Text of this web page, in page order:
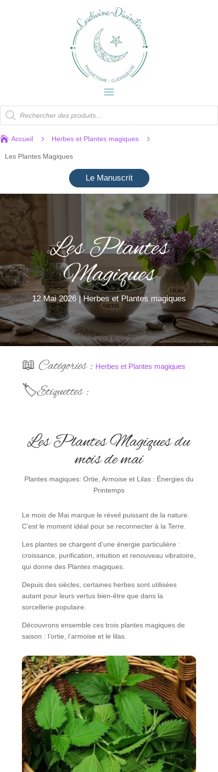
Recherche
de
produits
 Accueil 5 Herbes et Plantes magiques 5
Les Plantes Magiques
Le Manuscrit
Les Plantes
Magiques
12 Mai 2026|Herbes et Plantes magiques
📖 Catégories : Herbes et Plantes magiques
🏷️Etiquettes :
Les Plantes Magiques du
mois de mai
Plantes magiques: Ortie, Armoise et Lilas : Énergies du
Printemps
Le mois de Mai marque le réveil puissant de la nature.
C’est le moment idéal pour se reconnecter à la Terre.
Les plantes se chargent d’une énergie particulière :
croissance, purification, intuition et renouveau vibratoire,
qui donne des Plantes magiques.
Depuis des siècles, certaines herbes sont utilisées
autant pour leurs vertus bien-être que dans la
sorcellerie populaire.
Découvrons ensemble ces trois plantes magiques de
saison : l’ortie, l’armoise et le lilas.